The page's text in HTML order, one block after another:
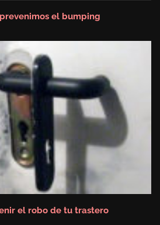
el bumping
el robo de tu trastero